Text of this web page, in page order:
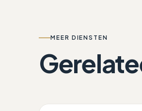
MEER DIENSTEN